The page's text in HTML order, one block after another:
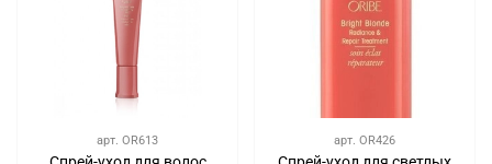
арт. OR613 арт. OR426